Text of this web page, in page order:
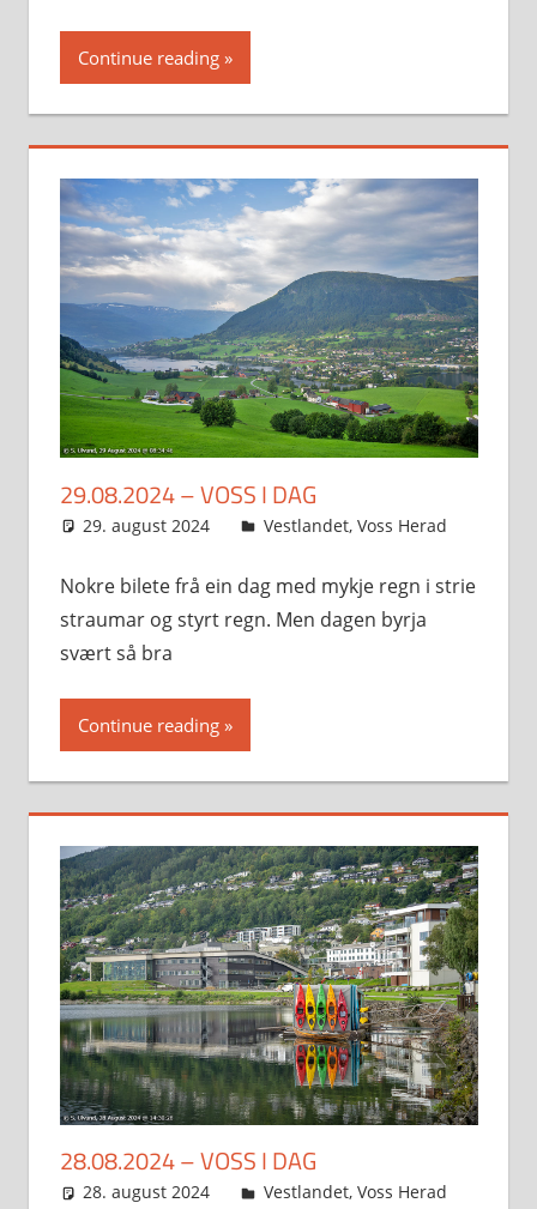
Continue reading
29.08.2024 – VOSS I DAG
29. august 2024 Svein
Vestlandet, Voss Herad
Nokre bilete frå ein dag med mykje regn i strie
straumar og styrt regn. Men dagen byrja
svært så bra
Continue reading
28.08.2024 – VOSS I DAG
28. august 2024 Svein
Vestlandet, Voss Herad